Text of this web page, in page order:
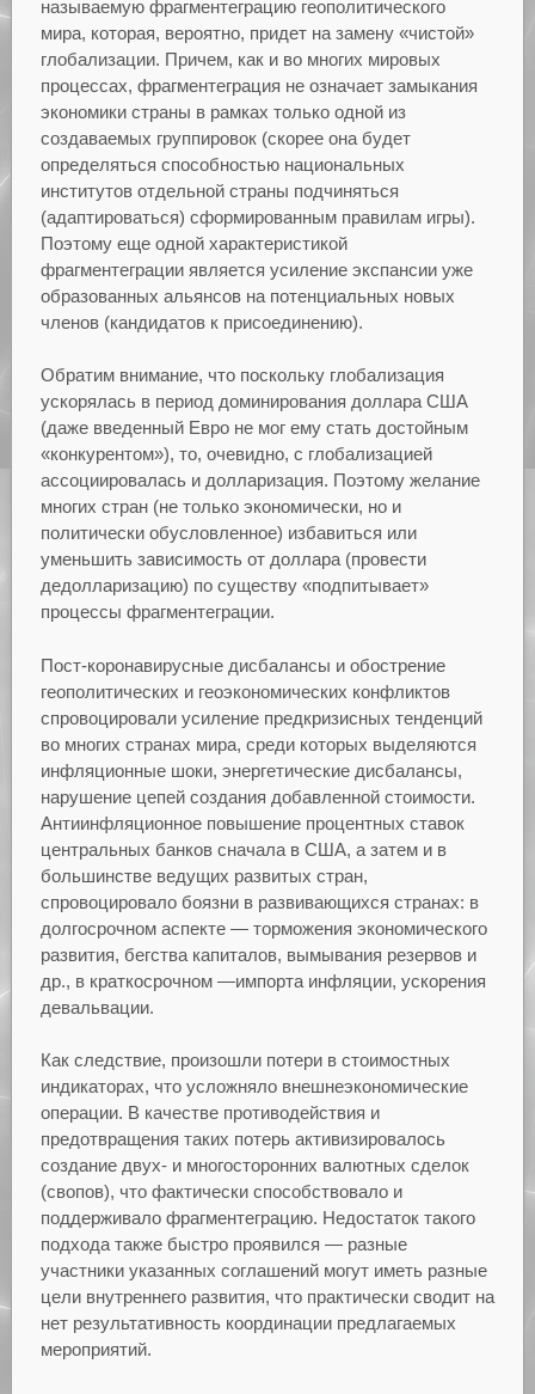
называемую фрагментеграцию геополитического
мира, которая, вероятно, придет на замену «чистой»
глобализации. Причем, как и во многих мировых
процессах, фрагментеграция не означает замыкания
экономики страны в рамках только одной из
создаваемых группировок (скорее она будет
определяться способностью национальных
институтов отдельной страны подчиняться
(адаптироваться) сформированным правилам игры).
Поэтому еще одной характеристикой
фрагментеграции является усиление экспансии уже
образованных альянсов на потенциальных новых
членов (кандидатов к присоединению).
Обратим внимание, что поскольку глобализация
ускорялась в период доминирования доллара США
(даже введенный Евро не мог ему стать достойным
«конкурентом»), то, очевидно, с глобализацией
ассоциировалась и долларизация. Поэтому желание
многих стран (не только экономически, но и
политически обусловленное) избавиться или
уменьшить зависимость от доллара (провести
дедолларизацию) по существу «подпитывает»
процессы фрагментеграции.
Пост-коронавирусные дисбалансы и обострение
геополитических и геоэкономических конфликтов
спровоцировали усиление предкризисных тенденций
во многих странах мира, среди которых выделяются
инфляционные шоки, энергетические дисбалансы,
нарушение цепей создания добавленной стоимости.
Антиинфляционное повышение процентных ставок
центральных банков сначала в США, а затем и в
большинстве ведущих развитых стран,
спровоцировало боязни в развивающихся странах: в
долгосрочном аспекте — торможения экономического
развития, бегства капиталов, вымывания резервов и
др., в краткосрочном —импорта инфляции, ускорения
девальвации.
Как следствие, произошли потери в стоимостных
индикаторах, что усложняло внешнеэкономические
операции. В качестве противодействия и
предотвращения таких потерь активизировалось
создание двух- и многосторонних валютных сделок
(свопов), что фактически способствовало и
поддерживало фрагментеграцию. Недостаток такого
подхода также быстро проявился — разные
участники указанных соглашений могут иметь разные
цели внутреннего развития, что практически сводит на
нет результативность координации предлагаемых
мероприятий.